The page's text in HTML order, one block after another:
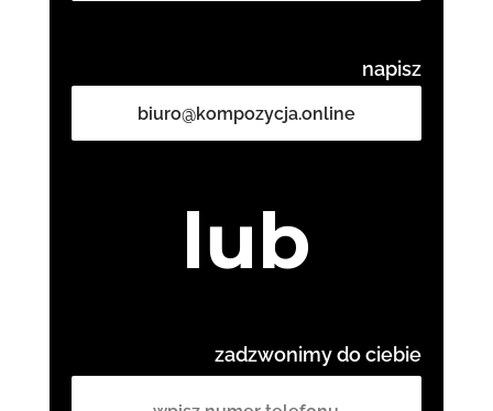
napisz
biuro@kompozycja.online
lub
zadzwonimy do ciebie